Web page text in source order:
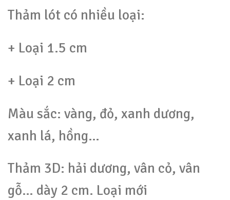
Thảm lót có nhiều loại:
+ Loại 1.5 cm
+ Loại 2 cm
Màu sắc: vàng, đỏ, xanh dương,
xanh lá, hồng…
Thảm 3D: hải dương, vân cỏ, vân
gỗ… dày 2 cm. Loại mới